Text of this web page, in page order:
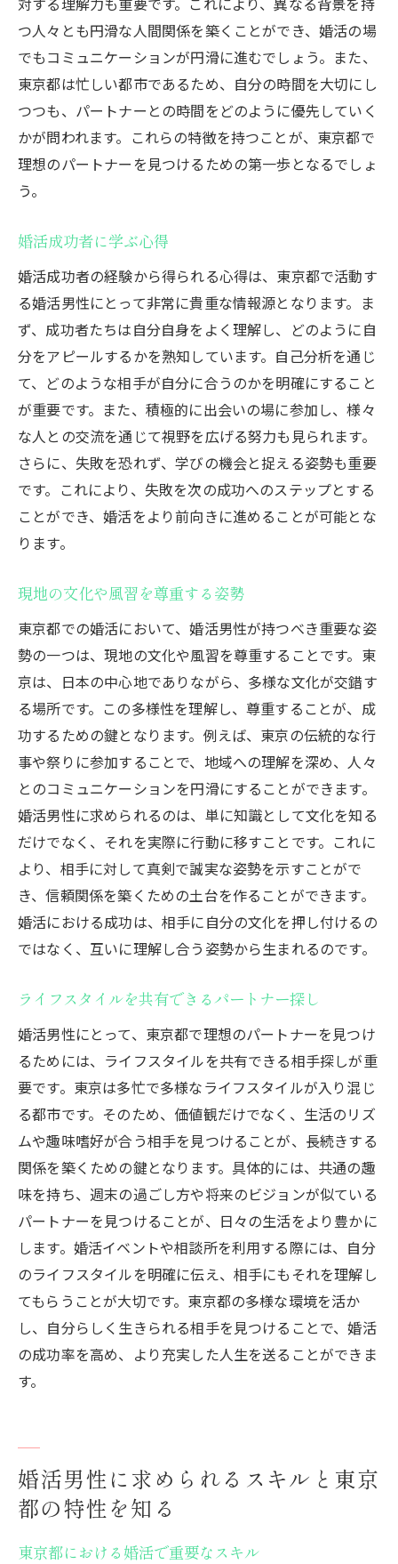
つ人々とも円滑な人間関係を築くことができ、婚活の場
でもコミュニケーションが円滑に進むでしょう。また、
東京都は忙しい都市であるため、自分の時間を大切にし
つつも、パートナーとの時間をどのように優先していく
かが問われます。これらの特徴を持つことが、東京都で
理想のパートナーを見つけるための第一歩となるでしょ
う。
婚活成功者に学ぶ心得
婚活成功者の経験から得られる心得は、東京都で活動す
る婚活男性にとって非常に貴重な情報源となります。ま
ず、成功者たちは自分自身をよく理解し、どのように自
分をアピールするかを熟知しています。自己分析を通じ
て、どのような相手が自分に合うのかを明確にすること
が重要です。また、積極的に出会いの場に参加し、様々
な人との交流を通じて視野を広げる努力も見られます。
さらに、失敗を恐れず、学びの機会と捉える姿勢も重要
です。これにより、失敗を次の成功へのステップとする
ことができ、婚活をより前向きに進めることが可能とな
ります。
現地の文化や風習を尊重する姿勢
東京都での婚活において、婚活男性が持つべき重要な姿
勢の一つは、現地の文化や風習を尊重することです。東
京は、日本の中心地でありながら、多様な文化が交錯す
る場所です。この多様性を理解し、尊重することが、成
功するための鍵となります。例えば、東京の伝統的な行
事や祭りに参加することで、地域への理解を深め、人々
とのコミュニケーションを円滑にすることができます。
婚活男性に求められるのは、単に知識として文化を知る
だけでなく、それを実際に行動に移すことです。これに
より、相手に対して真剣で誠実な姿勢を示すことがで
き、信頼関係を築くための土台を作ることができます。
婚活における成功は、相手に自分の文化を押し付けるの
ではなく、互いに理解し合う姿勢から生まれるのです。
ライフスタイルを共有できるパートナー探し
婚活男性にとって、東京都で理想のパートナーを見つけ
るためには、ライフスタイルを共有できる相手探しが重
要です。東京は多忙で多様なライフスタイルが入り混じ
る都市です。そのため、価値観だけでなく、生活のリズ
ムや趣味嗜好が合う相手を見つけることが、長続きする
関係を築くための鍵となります。具体的には、共通の趣
味を持ち、週末の過ごし方や将来のビジョンが似ている
パートナーを見つけることが、日々の生活をより豊かに
します。婚活イベントや相談所を利用する際には、自分
のライフスタイルを明確に伝え、相手にもそれを理解し
てもらうことが大切です。東京都の多様な環境を活か
し、自分らしく生きられる相手を見つけることで、婚活
の成功率を高め、より充実した人生を送ることができま
す。
婚活男性に求められるスキルと東京
都の特性を知る
東京都における婚活で重要なスキル